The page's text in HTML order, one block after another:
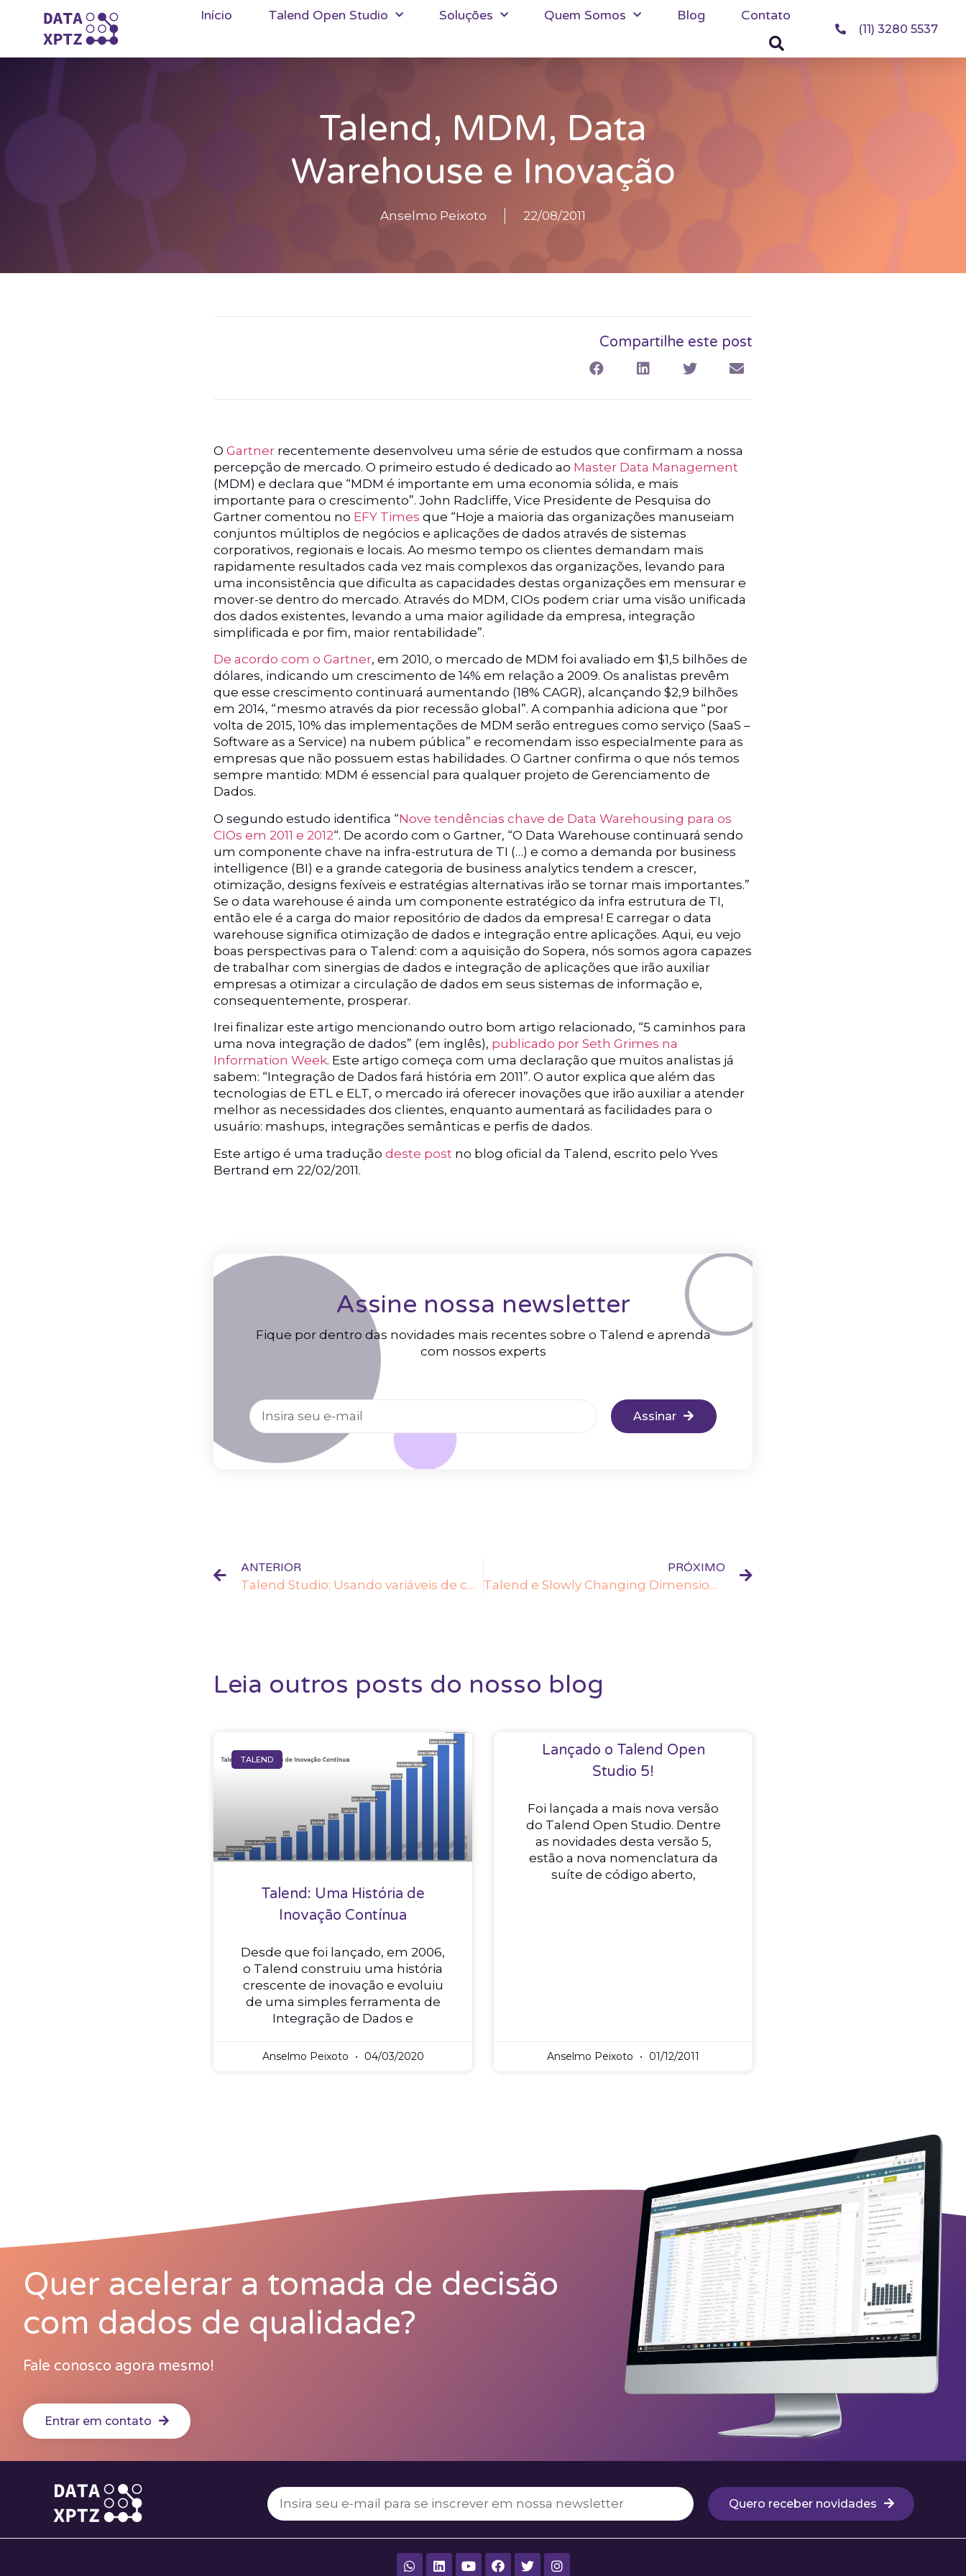
Início Talend Open Studio Soluções Quem Somos Blog Contato
(11) 3280 5537
Talend, MDM, Data
Warehouse e Inovação
Anselmo Peixoto 22/08/2011
Compartilhe este post
O Gartner recentemente desenvolveu uma série de estudos que confirmam a nossa
percepção de mercado. O primeiro estudo é dedicado ao Master Data Management
(MDM) e declara que “MDM é importante em uma economia sólida, e mais
importante para o crescimento”. John Radcliffe, Vice Presidente de Pesquisa do
Gartner comentou no EFY Times que “Hoje a maioria das organizações manuseiam
conjuntos múltiplos de negócios e aplicações de dados através de sistemas
corporativos, regionais e locais. Ao mesmo tempo os clientes demandam mais
rapidamente resultados cada vez mais complexos das organizações, levando para
uma inconsistência que dificulta as capacidades destas organizações em mensurar e
mover-se dentro do mercado. Através do MDM, CIOs podem criar uma visão unificada
dos dados existentes, levando a uma maior agilidade da empresa, integração
simplificada e por fim, maior rentabilidade”.
De acordo com o Gartner, em 2010, o mercado de MDM foi avaliado em $1,5 bilhões de
dólares, indicando um crescimento de 14% em relação a 2009. Os analistas prevêm
que esse crescimento continuará aumentando (18% CAGR), alcançando $2,9 bilhões
em 2014, “mesmo através da pior recessão global”. A companhia adiciona que “por
volta de 2015, 10% das implementações de MDM serão entregues como serviço (SaaS –
Software as a Service) na nubem pública” e recomendam isso especialmente para as
empresas que não possuem estas habilidades. O Gartner confirma o que nós temos
sempre mantido: MDM é essencial para qualquer projeto de Gerenciamento de
Dados.
O segundo estudo identifica “Nove tendências chave de Data Warehousing para os
CIOs em 2011 e 2012“. De acordo com o Gartner, “O Data Warehouse continuará sendo
um componente chave na infra-estrutura de TI (…) e como a demanda por business
intelligence (BI) e a grande categoria de business analytics tendem a crescer,
otimização, designs fexíveis e estratégias alternativas irão se tornar mais importantes.”
Se o data warehouse é ainda um componente estratégico da infra estrutura de TI,
então ele é a carga do maior repositório de dados da empresa! E carregar o data
warehouse significa otimização de dados e integração entre aplicações. Aqui, eu vejo
boas perspectivas para o Talend: com a aquisição do Sopera, nós somos agora capazes
de trabalhar com sinergias de dados e integração de aplicações que irão auxiliar
empresas a otimizar a circulação de dados em seus sistemas de informação e,
consequentemente, prosperar.
Irei finalizar este artigo mencionando outro bom artigo relacionado, “5 caminhos para
uma nova integração de dados” (em inglês), publicado por Seth Grimes na
Information Week. Este artigo começa com uma declaração que muitos analistas já
sabem: “Integração de Dados fará história em 2011”. O autor explica que além das
tecnologias de ETL e ELT, o mercado irá oferecer inovações que irão auxiliar a atender
melhor as necessidades dos clientes, enquanto aumentará as facilidades para o
usuário: mashups, integrações semânticas e perfis de dados.
Este artigo é uma tradução deste post no blog oficial da Talend, escrito pelo Yves
Bertrand em 22/02/2011.
Assine nossa newsletter
Fique por dentro das novidades mais recentes sobre o Talend e aprenda
com nossos experts
Assinar
ANTERIOR
Talend Studio: Usando variáveis de contexto
PRÓXIMO
Talend e Slowly Changing Dimensions (SCD)
Leia outros posts do nosso blog
TALEND
Talend: Uma História de
Inovação Contínua
Desde que foi lançado, em 2006,
o Talend construiu uma história
crescente de inovação e evoluiu
de uma simples ferramenta de
Integração de Dados e
Anselmo Peixoto 04/03/2020
Lançado o Talend Open
Studio 5!
Foi lançada a mais nova versão
do Talend Open Studio. Dentre
as novidades desta versão 5,
estão a nova nomenclatura da
suíte de código aberto,
Anselmo Peixoto 01/12/2011
Quer acelerar a tomada de decisão
com dados de qualidade?
Fale conosco agora mesmo!
Entrar em contato
Quero receber novidades